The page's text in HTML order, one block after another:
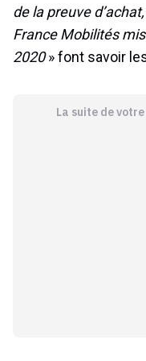
de la preuve
France Mobilités
2020» font savoir
La suite de